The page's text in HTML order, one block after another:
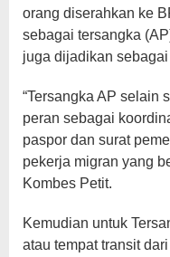
orang diserahkan ke
sebagai tersangka
juga dijadikan
“Tersangka AP selain
peran sebagai
paspor dan surat
pekerja migran yang
Kombes Petit.
Kemudian untuk
atau tempat transit